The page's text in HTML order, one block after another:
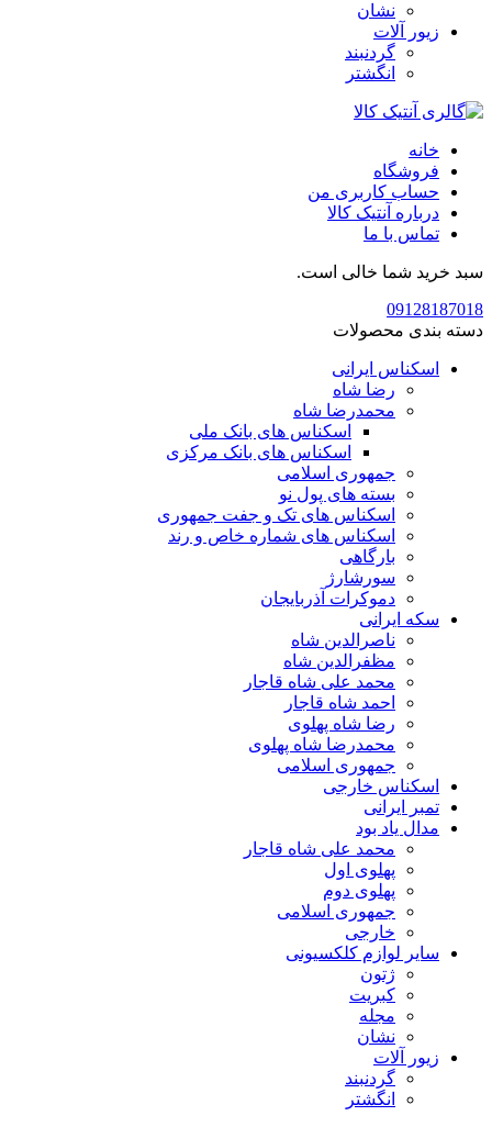
نشان
زیور آلات
گردنبند
انگشتر
خانه
فروشگاه
حساب کاربری من
درباره آنتیک کالا
تماس با ما
سبد خرید شما خالی است.
09128187018
دسته بندی محصولات
اسکناس ایرانی
رضا شاه
محمدرضا شاه
اسکناس های بانک ملی
اسکناس های بانک مرکزی
جمهوری اسلامی
بسته های پول نو
اسکناس های تک و جفت جمهوری
اسکناس های شماره خاص و رند
بارگاهی
سورشارژ
دموکرات آذربایجان
سکه ایرانی
ناصرالدین شاه
مظفرالدین شاه
محمد علی شاه قاجار
احمد شاه قاجار
رضا شاه پهلوی
محمدرضا شاه پهلوی
جمهوری اسلامی
اسکناس خارجی
تمبر ایرانی
مدال یاد بود
محمد علی شاه قاجار
پهلوی اول
پهلوی دوم
جمهوری اسلامی
خارجی
سایر لوازم کلکسیونی
ژتون
کبریت
مجله
نشان
زیور آلات
گردنبند
انگشتر